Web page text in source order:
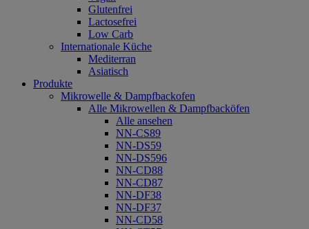
Glutenfrei
Lactosefrei
Low Carb
Internationale Küche
Mediterran
Asiatisch
Produkte
Mikrowelle & Dampfbackofen
Alle Mikrowellen & Dampfbacköfen
Alle ansehen
NN-CS89
NN-DS59
NN-DS596
NN-CD88
NN-CD87
NN-DF38
NN-DF37
NN-CD58